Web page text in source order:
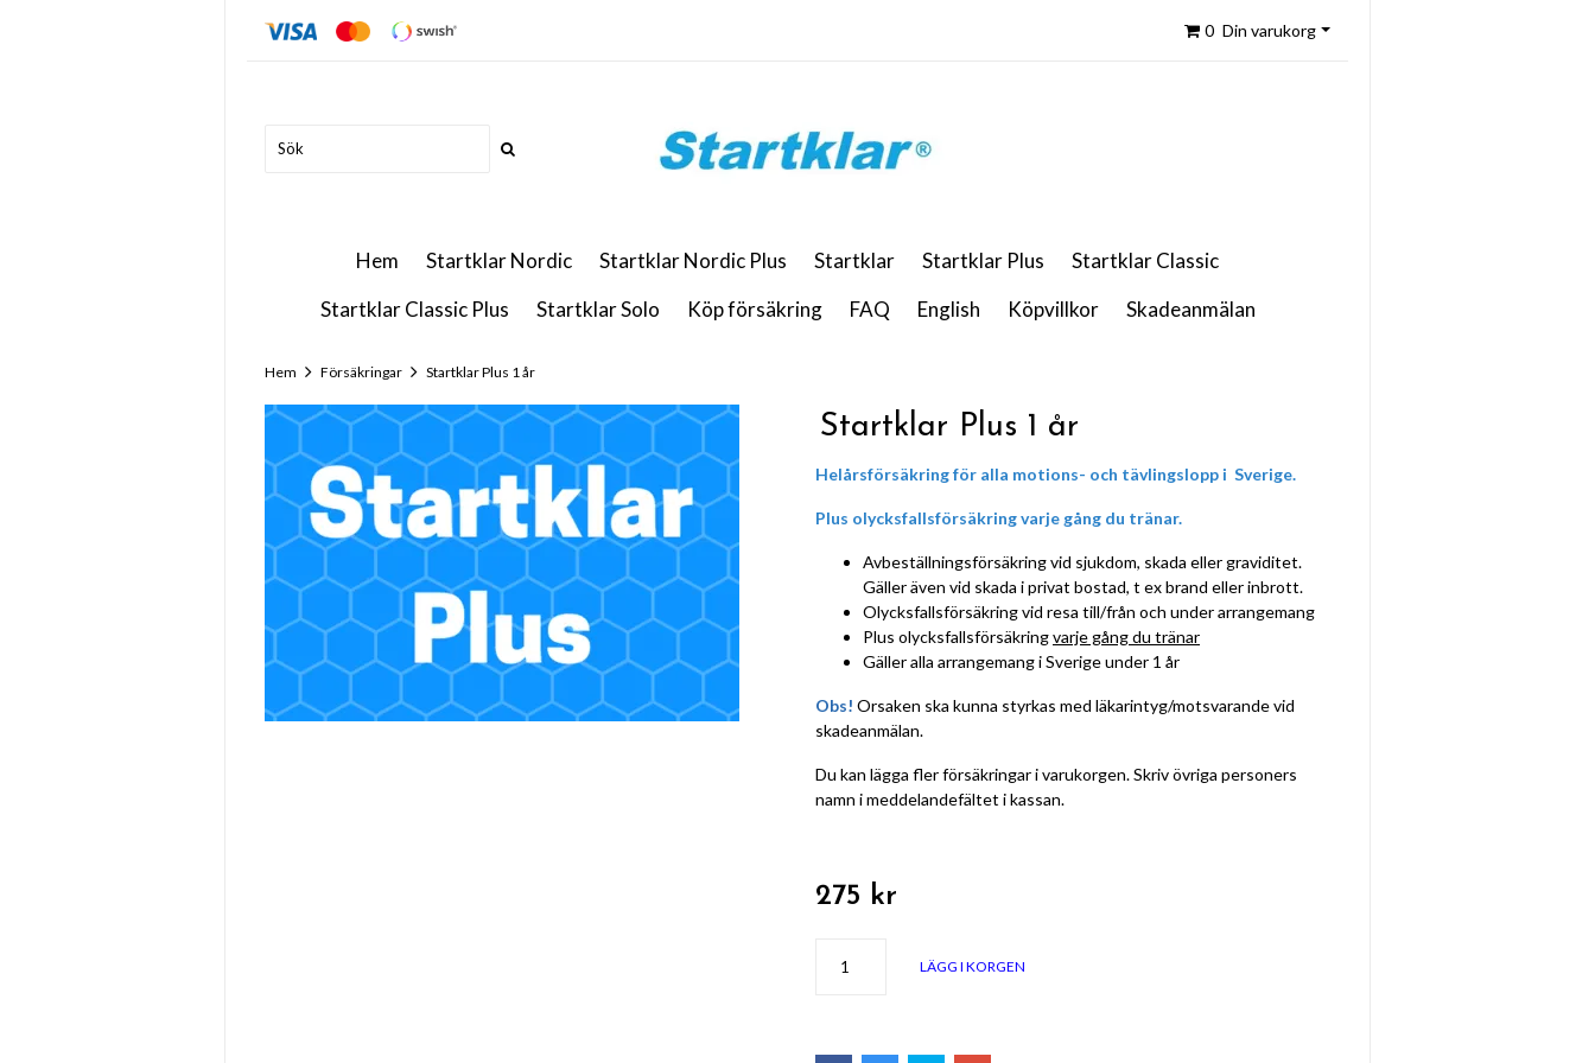
0 Din varukorg
Hem Startklar Nordic Startklar Nordic Plus Startklar Startklar Plus
Startklar Classic
Startklar Classic Plus
Startklar Solo Köp försäkring FAQ English Köpvillkor Skadeanmälan
Hem Försäkringar Startklar Plus 1 år
Startklar Plus 1 år
Helårsförsäkring för alla motions- och tävlingslopp i Sverige.
Plus olycksfallsförsäkring varje gång du tränar.
Avbeställningsförsäkring vid sjukdom, skada eller graviditet.
Gäller även vid skada i privat bostad, t ex brand eller inbrott.
Olycksfallsförsäkring vid resa till/från och under arrangemang
Plus olycksfallsförsäkringvarje gång du tränar
Gäller alla arrangemang i Sverige under 1 år
Obs! Orsaken ska kunna styrkas med läkarintyg/motsvarande vid
skadeanmälan.
Du kan lägga fler försäkringar i varukorgen. Skriv övriga personers
namn i meddelandefältet i kassan.
275 kr
LÄGG I KORGEN